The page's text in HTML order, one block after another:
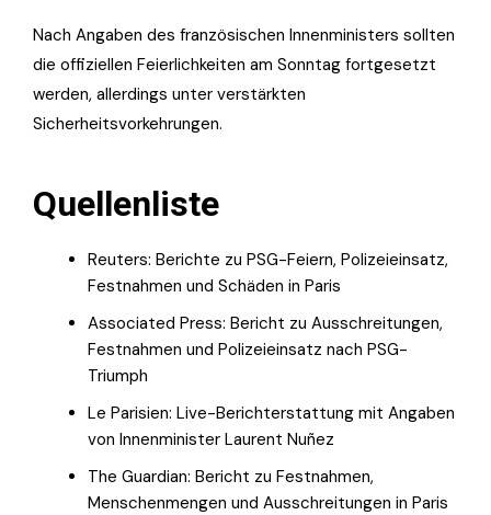
Nach Angaben des französischen Innenministers sollten
die offiziellen Feierlichkeiten am Sonntag fortgesetzt
werden, allerdings unter verstärkten
Sicherheitsvorkehrungen.
Quellenliste
Reuters: Berichte zu PSG-Feiern, Polizeieinsatz,
Festnahmen und Schäden in Paris
Associated Press: Bericht zu Ausschreitungen,
Festnahmen und Polizeieinsatz nach PSG-
Triumph
Le Parisien: Live-Berichterstattung mit Angaben
von Innenminister Laurent Nuñez
The Guardian: Bericht zu Festnahmen,
Menschenmengen und Ausschreitungen in Paris